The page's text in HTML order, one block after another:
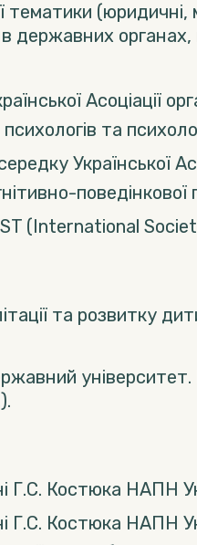
(юридичні,
в державних
Асоціації
психологів та
Української
поведінкової
(International
та розвитку
університет.
Г.С. Костюка НАПН
Г.С. Костюка НАПН